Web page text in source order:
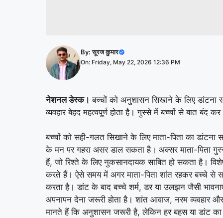
By:सूरज कुमार
On: Friday, May 22, 2026 12:36 PM
नेशनल डेस्क। बच्चों को अनुशासन सिखाने के लिए डांटना
व्यवहार बेहद महत्वपूर्ण होता है। गुस्से में बच्चों से बात बंद
बच्चों को सही-गलत सिखाने के लिए माता-पिता का डांटना
के मन पर गहरा असर डाल सकता है। अक्सर माता-पिता
हैं, जो रिश्ते के लिए नुकसानदायक साबित हो सकता है।
करते हैं। ऐसे समय में अगर माता-पिता शांत रहकर बच्चे से
करता है। डांट के बाद बच्चे शर्म, डर या उलझन जैसी
अपनापन देना जरूरी होता है। शांत आवाज, नरम व्यवहार
मानते हैं कि अनुशासन जरूरी है, लेकिन हर बहस या डांट का